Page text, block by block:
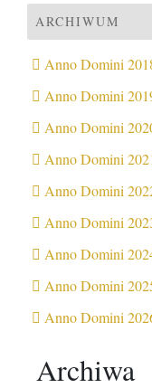
ARCHIWUM
Anno Domini
Anno Domini
Anno Domini
Anno Domini
Anno Domini
Anno Domini
Anno Domini
Anno Domini
Anno Domini
Archiwa